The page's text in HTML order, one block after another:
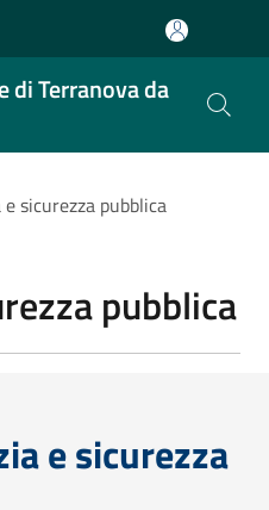
di Terranova da
sicurezza pubblica
pubblica
e sicurezza